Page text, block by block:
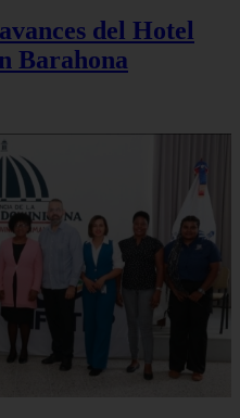
del Hotel
Barahona